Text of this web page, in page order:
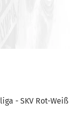
- SKV Rot-Weiß